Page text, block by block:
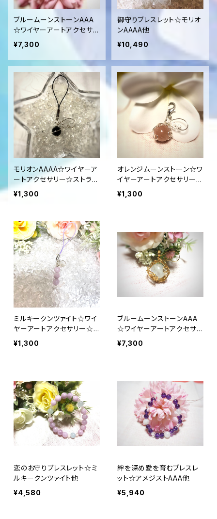
ブルームーンストーンAAA
☆ワイヤーアートアクセサリ
ー☆ペンダントトップ
¥7,300
御守りブレスレット☆モリオ
ンAAAA他
¥10,490
モリオンAAAA☆ワイヤーア
ートアクセサリー☆ストラッ
プ
¥1,300
オレンジムーンストーン☆ワ
イヤーアートアクセサリー
☆ストラップ
¥1,300
ミルキークンツァイト☆ワイ
ヤーアートアクセサリー☆
ストラップ
¥1,300
ブルームーンストーンAAA
☆ワイヤーアートアクセサリ
ー☆ペンダントトップ
¥7,300
恋のお守りブレスレット☆ミ
ルキークンツァイト他
¥4,580
絆を深め愛を育むブレスレ
ット☆アメジストAAA他
¥5,940